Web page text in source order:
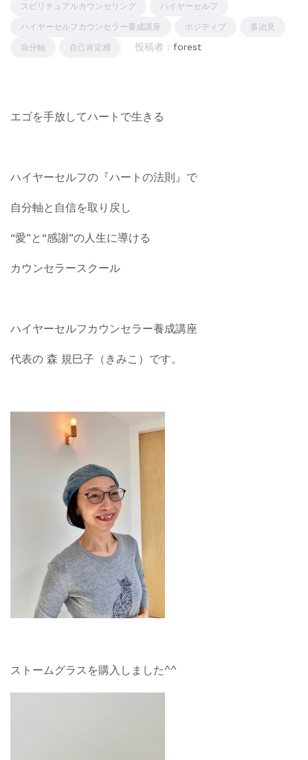
スピリチュアルカウンセリング ハイヤーセルフ
ハイヤーセルフカウンセラー養成講座 ポジティブ 多治見
自分軸 自己肯定感 投稿者 : forest
エゴを手放してハートで生きる
ハイヤーセルフの『ハートの法則』で
自分軸と自信を取り戻し
“愛”と“感謝”の人生に導ける
カウンセラースクール
ハイヤーセルフカウンセラー養成講座
代表の 森 規巳子（きみこ）です。
ストームグラスを購入しました^^